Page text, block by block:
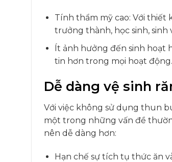
Tính thẩm mỹ cao: Với thiết
trưởng thành, học sinh,
Ít ảnh hưởng đến sinh hoạt
tin hơn trong mọi hoạt động.
Dễ dàng vệ sinh
Với việc không sử dụng thun
một trong những vấn đề
nên dễ dàng hơn:
Hạn chế sự tích tụ thức ăn